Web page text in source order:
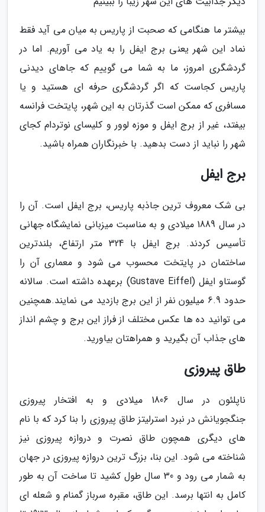
بیشتر ما هنگامی که صحبت از پاریس به میان می آید فقط
نماد این شهر یعنی برج ایفل را به یاد می آوریم. اما در
گردشگری امروز، ما به شما می گوییم که جاهای دیدنی
پاریس کجاست که اگر گردشگری حرفه ای هستید و یا
مسافری که ممکن است گذرتان به این شهر، پایتخت فرانسه
بیفتد، غیر از برج ایفل و موزه لوور و کلیسای نوتردام کجای
شهر را نباید از دست بدهید. با خبرنگاران همراه باشید.
برج ایفل
بی شک معروف ترین جاذبه پاریس، برج ایفل است. آن را
در سال 1889 میلادی و به مناسبت میزبانی نمایشگاه جهانی
تأسیس کردند. برج ایفل با 324 متر ارتفاع، بلندترین
ساختمان در پایتخت محسوب می شود و معماری آن را
گوستاو ایفل (Gustave Eiffel) برعهده داشته است. سالانه
حدود 6.9 میلیون نفر از این برج بازدید می نمایند.همچنین
می توانید ده ها عکس مختلف از فراز این برج و چشم انداز
های جذاب آن بگیرید و همراهتان بیاورید.
طاق پیروزی
ناپلئون در سال 1806 میلادی و به افتخار پیروزی
جنگجویانش در نبرد استرلیتز طاق پیروزی را بنا کرد که با نام
های دیگری همچون طاق نصرت و دروازه پیروزی نیز
شناخته می شود. این بنا، بزرگ ترین دروازه پیروزی در جهان
به شمار می رود و 30 سال طول کشید تا ساخت آن به طور
کامل به انتها برسد. این طاق، مقبره سرباز گمنام و شعله ای